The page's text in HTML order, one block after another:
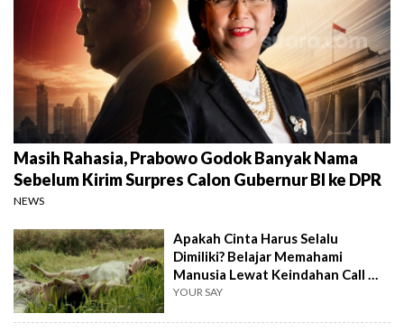
Masih Rahasia, Prabowo Godok Banyak Nama
Sebelum Kirim Surpres Calon Gubernur BI ke DPR
NEWS
Apakah Cinta Harus Selalu
Dimiliki? Belajar Memahami
Manusia Lewat Keindahan Call Me
by Your Name
YOUR SAY